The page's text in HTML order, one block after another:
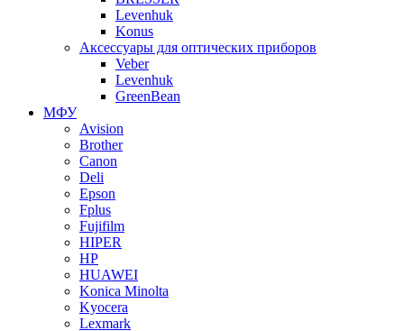
Levenhuk
Konus
Аксессуары для оптических приборов
Veber
Levenhuk
GreenBean
МФУ
Avision
Brother
Canon
Deli
Epson
Fplus
Fujifilm
HIPER
HP
HUAWEI
Konica Minolta
Kyocera
Lexmark